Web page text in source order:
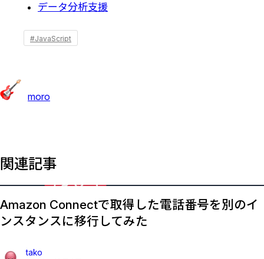
データ分析支援
#JavaScript
moro
関連記事
Amazon Connectで取得した電話番号を別のイ
ンスタンスに移行してみた
tako